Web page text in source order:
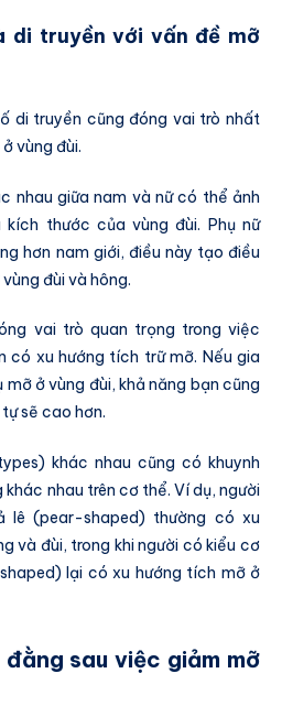
di truyền với vấn đề mỡ
di truyền cũng đóng vai trò nhất
vùng đùi.
nhau giữa nam và nữ có thể ảnh
thước của vùng đùi. Phụ nữ
hơn nam giới, điều này tạo điều
đùi và hông.
vai trò quan trọng trong việc
có xu hướng tích trữ mỡ. Nếu gia
ở vùng đùi, khả năng bạn cũng
sẽ cao hơn.
khác nhau cũng có khuynh
nhau trên cơ thể. Ví dụ, người
lê (pear-shaped) thường có xu
và đùi, trong khi người có kiểu cơ
lại có xu hướng tích mỡ ở
sau việc giảm mỡ